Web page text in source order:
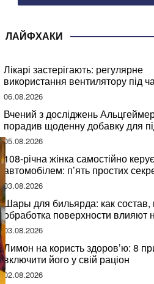
ЛАЙФХАКИ
Лікарі застерігають: регулярне
використання вентилятору під
може негативно вплинути на
здоров’я
06.08.2026
Вчений з досліджень
порадив щоденну добавку для
мозкової діяльності
05.08.2026
108-річна жінка самостійно керує
автомобілем: п’ять простих
допомогли їй дожити до століття
03.08.2026
Шары для бильярда: как состав,
обработка поверхности влияют
динамику игры
03.08.2026
Лимон на користь здоров’ю: 8
включити його у свій раціон
02.08.2026